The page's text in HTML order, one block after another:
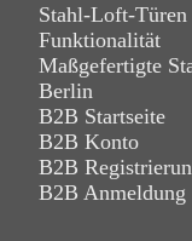
Stahl-Loft-
Funktionalität
Maßgefertigte
Berlin
B2B Startseite
B2B Konto
B2B
B2B Anmeldung